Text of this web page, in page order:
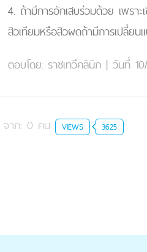
4. ถ้ามีการอักเสบร่วมด้วย เพรา
สิวเทียมหรือสิวผดถ้ามีการเปลี่ยน
ตอบโดย: ราชเทวีคลินิก | วันที่
จาก: 0 คน VIEWS 3625